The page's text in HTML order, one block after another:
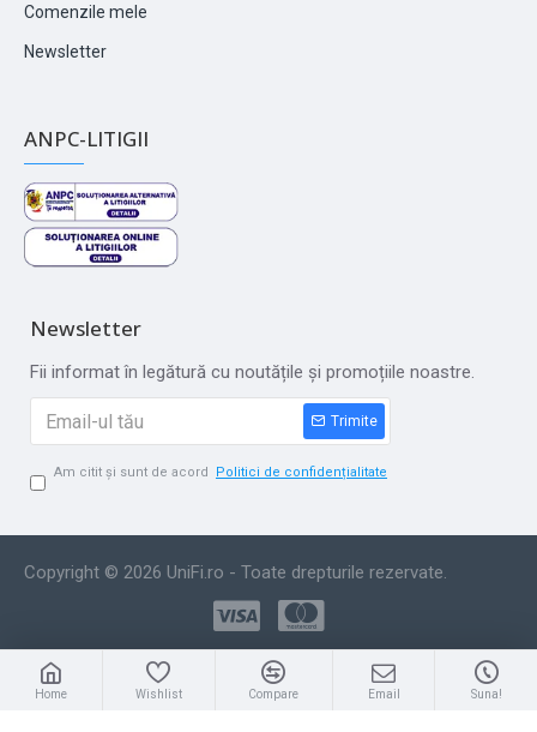
Comenzile mele
Newsletter
ANPC-LITIGII
Newsletter
Fii informat în legătură cu noutățile și promoțiile noastre.
Trimite
Am citit și sunt de acord Politici de confidențialitate
Copyright © 2026 UniFi.ro - Toate drepturile rezervate.
Home Wishlist Compare Email Suna!